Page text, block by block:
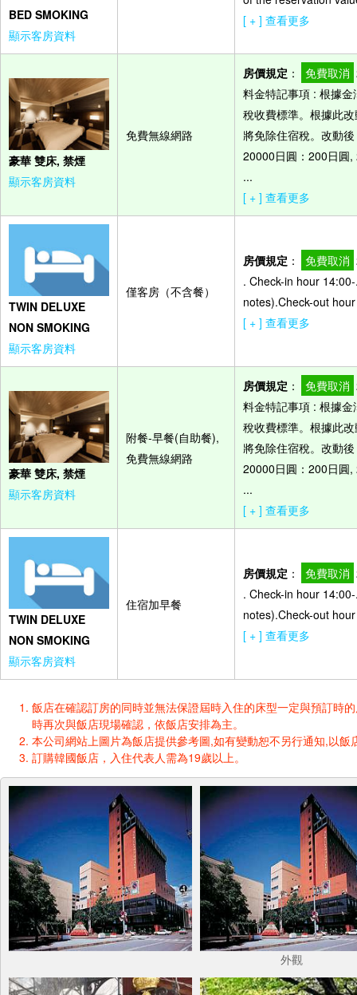
BED SMOKING
顯示客房資料
[ + ] 查看更多
豪華 雙床, 禁煙
顯示客房資料
免費無線網路
房價規定 ： 免費取消
料金特記事項 : 根據
稅收費標準。根據此
將免除住宿稅。改動
20000日圓：200日圓
...
[ + ] 查看更多
TWIN DELUXE
NON SMOKING
顯示客房資料
僅客房（不含餐）
房價規定 ： 免費取消
. Check-in hour
notes).Check-out
[ + ] 查看更多
豪華 雙床, 禁煙
顯示客房資料
附餐-早餐(自助餐),
免費無線網路
房價規定 ： 免費取消
料金特記事項 : 根據
稅收費標準。根據此
將免除住宿稅。改動
20000日圓：200日圓
...
[ + ] 查看更多
TWIN DELUXE
NON SMOKING
顯示客房資料
住宿加早餐
房價規定 ： 免費取消
. Check-in hour
notes).Check-out
[ + ] 查看更多
飯店在確認訂房的同時並無法保證屆時入住的床型一定與預訂時
時再次與飯店現場確認，依飯店安排為主。
本公司網站上圖片為飯店提供參考圖,如有變動恕不另行通知,以飯
訂購韓國飯店，入住代表人需為19歲以上。
外觀